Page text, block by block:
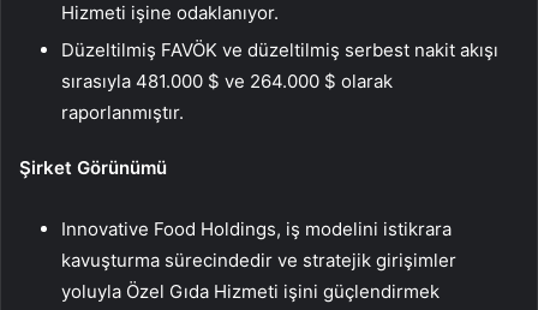
Hizmeti işine odaklanıyor.
Düzeltilmiş FAVÖK ve düzeltilmiş serbest nakit akışı
sırasıyla 481.000 $ ve 264.000 $ olarak
raporlanmıştır.
Şirket Görünümü
Innovative Food Holdings, iş modelini istikrara
kavuşturma sürecindedir ve stratejik girişimler
yoluyla Özel Gıda Hizmeti işini güçlendirmek